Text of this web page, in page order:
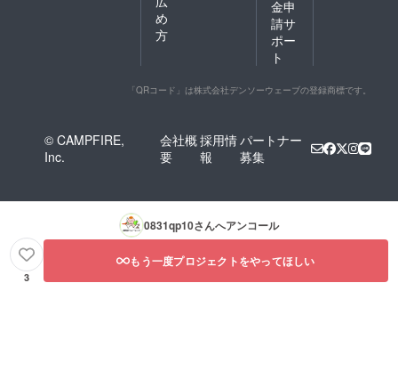
め
方
金申
請サ
ポー
ト
「QRコード」は株式会社デンソーウェーブの登録商標です。
© CAMPFIRE,
Inc.
会社概
要
採用情
報
パートナー
募集
0831qp10さんへアンコール
3
もう一度プロジェクトをやってほしい